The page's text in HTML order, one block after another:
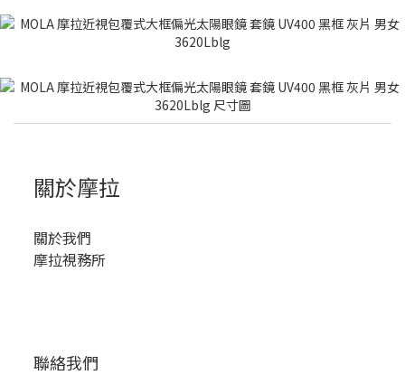
關於摩拉
關於我們
摩拉視務所
聯絡我們